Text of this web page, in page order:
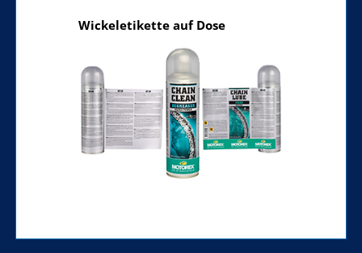
Wickeletikette auf Dose